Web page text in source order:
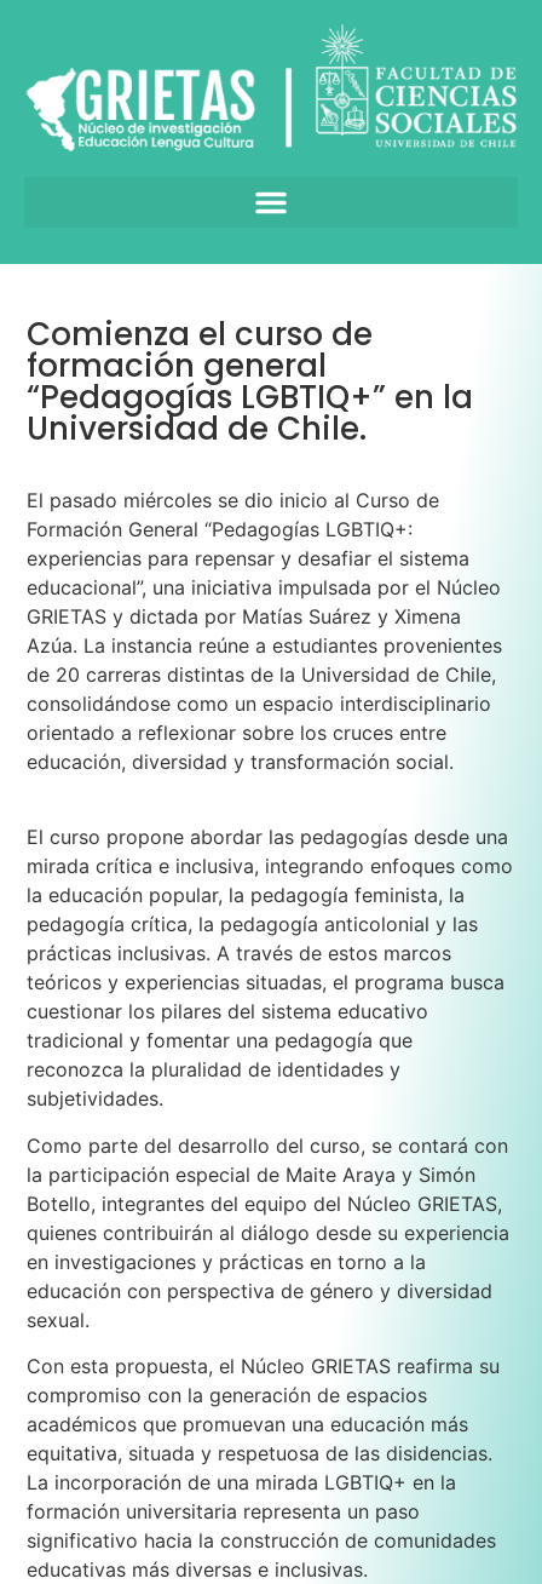
Comienza el curso de
formación general
“Pedagogías LGBTIQ+” en la
Universidad de Chile.
El pasado miércoles se dio inicio al Curso de
Formación General “Pedagogías LGBTIQ+:
experiencias para repensar y desafiar el sistema
educacional”, una iniciativa impulsada por el Núcleo
GRIETAS y dictada por Matías Suárez y Ximena
Azúa. La instancia reúne a estudiantes provenientes
de 20 carreras distintas de la Universidad de Chile,
consolidándose como un espacio interdisciplinario
orientado a reflexionar sobre los cruces entre
educación, diversidad y transformación social.
El curso propone abordar las pedagogías desde una
mirada crítica e inclusiva, integrando enfoques como
la educación popular, la pedagogía feminista, la
pedagogía crítica, la pedagogía anticolonial y las
prácticas inclusivas. A través de estos marcos
teóricos y experiencias situadas, el programa busca
cuestionar los pilares del sistema educativo
tradicional y fomentar una pedagogía que
reconozca la pluralidad de identidades y
subjetividades.
Como parte del desarrollo del curso, se contará con
la participación especial de Maite Araya y Simón
Botello, integrantes del equipo del Núcleo GRIETAS,
quienes contribuirán al diálogo desde su experiencia
en investigaciones y prácticas en torno a la
educación con perspectiva de género y diversidad
sexual.
Con esta propuesta, el Núcleo GRIETAS reafirma su
compromiso con la generación de espacios
académicos que promuevan una educación más
equitativa, situada y respetuosa de las disidencias.
La incorporación de una mirada LGBTIQ+ en la
formación universitaria representa un paso
significativo hacia la construcción de comunidades
educativas más diversas e inclusivas.